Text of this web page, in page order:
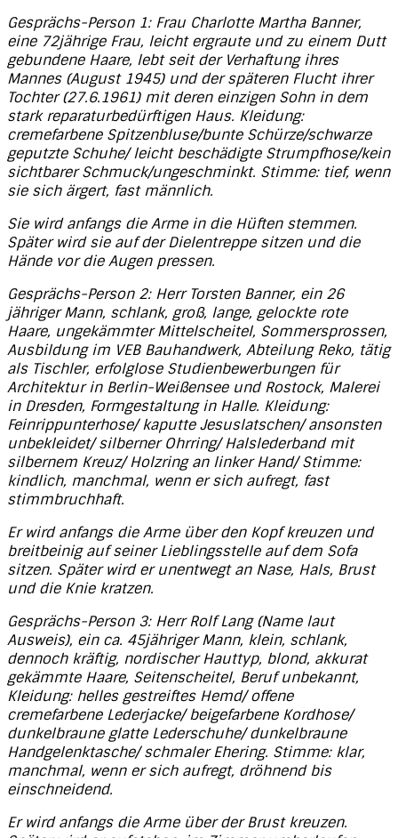
Gesprächs-Person 1: Frau Charlotte Martha Banner,
eine 72jährige Frau, leicht ergraute und zu einem Dutt
gebundene Haare, lebt seit der Verhaftung ihres
Mannes (August 1945) und der späteren Flucht ihrer
Tochter (27.6.1961) mit deren einzigen Sohn in dem
stark reparaturbedürftigen Haus. Kleidung:
cremefarbene Spitzenbluse/bunte Schürze/schwarze
geputzte Schuhe/ leicht beschädigte Strumpfhose/kein
sichtbarer Schmuck/ungeschminkt. Stimme: tief, wenn
sie sich ärgert, fast männlich.
Sie wird anfangs die Arme in die Hüften stemmen.
Später wird sie auf der Dielentreppe sitzen und die
Hände vor die Augen pressen.
Gesprächs-Person 2: Herr Torsten Banner, ein 26
jähriger Mann, schlank, groß, lange, gelockte rote
Haare, ungekämmter Mittelscheitel, Sommersprossen,
Ausbildung im VEB Bauhandwerk, Abteilung Reko, tätig
als Tischler, erfolglose Studienbewerbungen für
Architektur in Berlin-Weißensee und Rostock, Malerei
in Dresden, Formgestaltung in Halle. Kleidung:
Feinrippunterhose/ kaputte Jesuslatschen/ ansonsten
unbekleidet/ silberner Ohrring/ Halslederband mit
silbernem Kreuz/ Holzring an linker Hand/ Stimme:
kindlich, manchmal, wenn er sich aufregt, fast
stimmbruchhaft.
Er wird anfangs die Arme über den Kopf kreuzen und
breitbeinig auf seiner Lieblingsstelle auf dem Sofa
sitzen. Später wird er unentwegt an Nase, Hals, Brust
und die Knie kratzen.
Gesprächs-Person 3: Herr Rolf Lang (Name laut
Ausweis), ein ca. 45jähriger Mann, klein, schlank,
dennoch kräftig, nordischer Hauttyp, blond, akkurat
gekämmte Haare, Seitenscheitel, Beruf unbekannt,
Kleidung: helles gestreiftes Hemd/ offene
cremefarbene Lederjacke/ beigefarbene Kordhose/
dunkelbraune glatte Lederschuhe/ dunkelbraune
Handgelenktasche/ schmaler Ehering. Stimme: klar,
manchmal, wenn er sich aufregt, dröhnend bis
einschneidend.
Er wird anfangs die Arme über der Brust kreuzen.